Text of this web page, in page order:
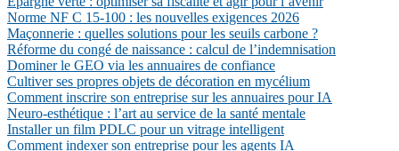
Norme NF C 15-100 : les nouvelles exigences 2026
Maçonnerie : quelles solutions pour les seuils carbone ?
Réforme du congé de naissance : calcul de l’indemnisation
Dominer le GEO via les annuaires de confiance
Cultiver ses propres objets de décoration en mycélium
Comment inscrire son entreprise sur les annuaires pour IA
Neuro-esthétique : l’art au service de la santé mentale
Installer un film PDLC pour un vitrage intelligent
Comment indexer son entreprise pour les agents IA